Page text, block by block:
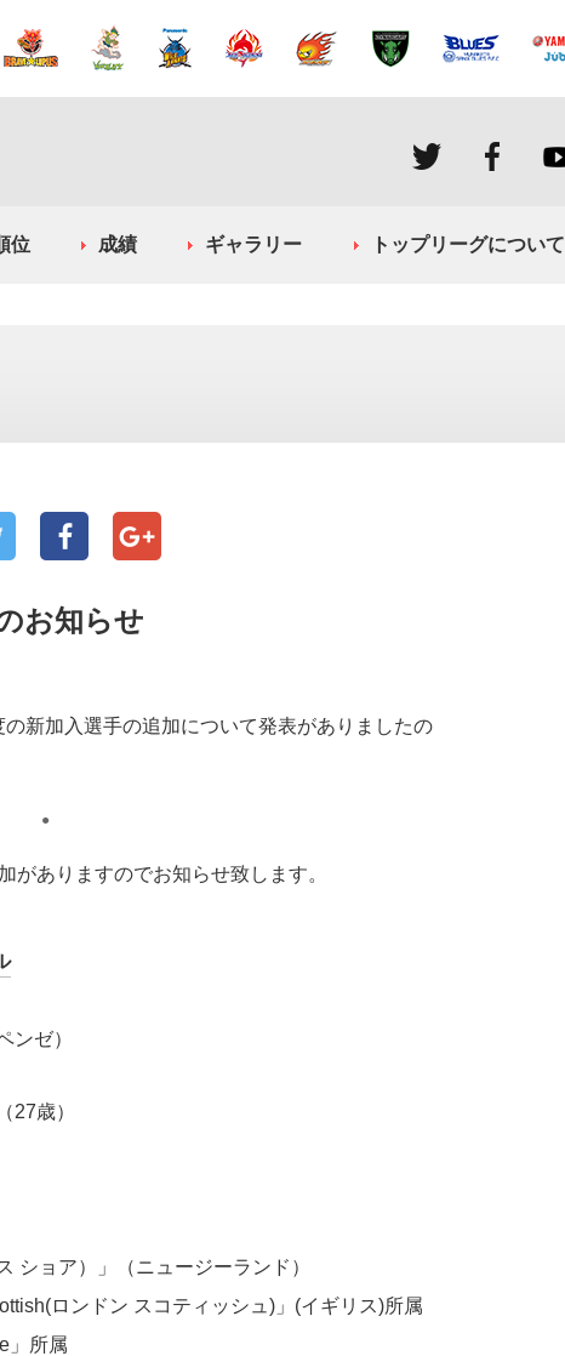
位 成績 ギャラリー トップリーグについて
お知らせ
新加入選手の追加について発表がありましたの
●
がありますのでお知らせ致します。
ゼ）
27歳）
ショア）」（ニュージーランド）
ロンドン スコティッシュ)」(イギリス)所属
」所属